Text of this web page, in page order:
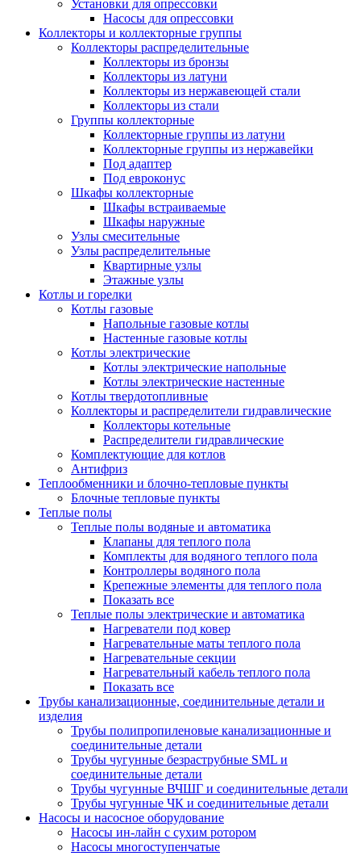
Установки для опрессовки
Насосы для опрессовки
Коллекторы и коллекторные группы
Коллекторы распределительные
Коллекторы из бронзы
Коллекторы из латуни
Коллекторы из нержавеющей стали
Коллекторы из стали
Группы коллекторные
Коллекторные группы из латуни
Коллекторные группы из нержавейки
Под адаптер
Под евроконус
Шкафы коллекторные
Шкафы встраиваемые
Шкафы наружные
Узлы смесительные
Узлы распределительные
Квартирные узлы
Этажные узлы
Котлы и горелки
Котлы газовые
Напольные газовые котлы
Настенные газовые котлы
Котлы электрические
Котлы электрические напольные
Котлы электрические настенные
Котлы твердотопливные
Коллекторы и распределители гидравлические
Коллекторы котельные
Распределители гидравлические
Комплектующие для котлов
Антифриз
Теплообменники и блочно-тепловые пункты
Блочные тепловые пункты
Теплые полы
Теплые полы водяные и автоматика
Клапаны для теплого пола
Комплекты для водяного теплого пола
Контроллеры водяного пола
Крепежные элементы для теплого пола
Показать все
Теплые полы электрические и автоматика
Нагреватели под ковер
Нагревательные маты теплого пола
Нагревательные секции
Нагревательный кабель теплого пола
Показать все
Трубы канализационные, соединительные детали и
изделия
Трубы полипропиленовые канализационные и
соединительные детали
Трубы чугунные безраструбные SML и
соединительные детали
Трубы чугунные ВЧШГ и соединительные детали
Трубы чугунные ЧК и соединительные детали
Насосы и насосное оборудование
Насосы ин-лайн с сухим ротором
Насосы многоступенчатые